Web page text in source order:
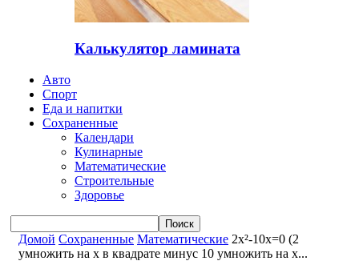
Калькулятор ламината
Авто
Спорт
Еда и напитки
Сохраненные
Календари
Кулинарные
Математические
Строительные
Здоровье
Домой Сохраненные Математические 2x²-10x=0 (2
умножить на x в квадрате минус 10 умножить на x...